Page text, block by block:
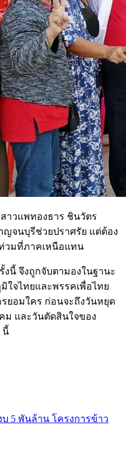
าวแพทองธาร ชินวัตร
จนบุรีช่วยปราศรัย แต่ต้อง
วมที่ภาคเหนือแทน
นี้ จึงถูกจับตามองในฐานะ
ใจไทยและพรรคเพื่อไทย
ยอมใคร ก่อนจะถึงวันหยุด
ม และวันตัดสินใจของ
นี้
5 พันล้าน โครงการข้าว